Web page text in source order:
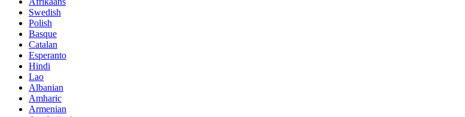
Swedish
Polish
Basque
Catalan
Esperanto
Hindi
Lao
Albanian
Amharic
Armenian